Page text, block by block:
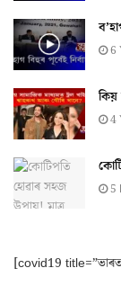
6
কিয়
4
5
[covid19